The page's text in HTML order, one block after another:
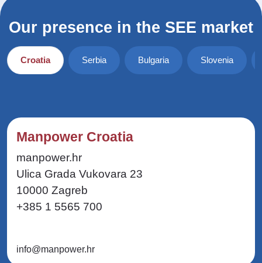
Our presence in the SEE market
Croatia Serbia Bulgaria Slovenia
Manpower Croatia
manpower.hr
Ulica Grada Vukovara 23
10000 Zagreb
+385 1 5565 700
info@manpower.hr